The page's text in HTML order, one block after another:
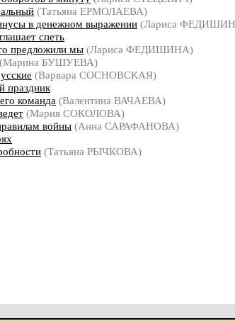
(Татьяна ЕРМОЛАЕВА)
в денежном выражении (Лариса
спеть
предложили мы (Лариса ФЕДИШИНА)
(Марина БУШУЕВА)
(Варвара СОСНОВСКАЯ)
праздник
команда (Валентина ВАЧАЕВА)
(Мария СОКОЛОВА)
войны (Анна САРАФАНОВА)
(Татьяна РЫЧКОВА)